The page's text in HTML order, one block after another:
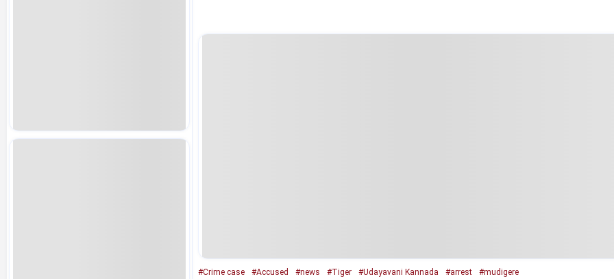
#Crime case #Accused #news #Tiger #Udayavani Kannada #arrest #mudigere